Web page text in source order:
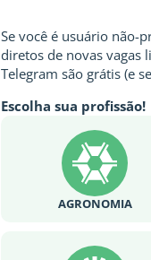
Se você é usuário não-
diretos de novas vagas
Telegram são grátis (e
Escolha sua profissão!
AGRONOMIA